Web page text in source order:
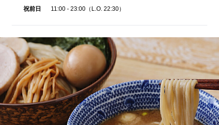
祝前日
11:00 - 23:00（L.O. 22:30）